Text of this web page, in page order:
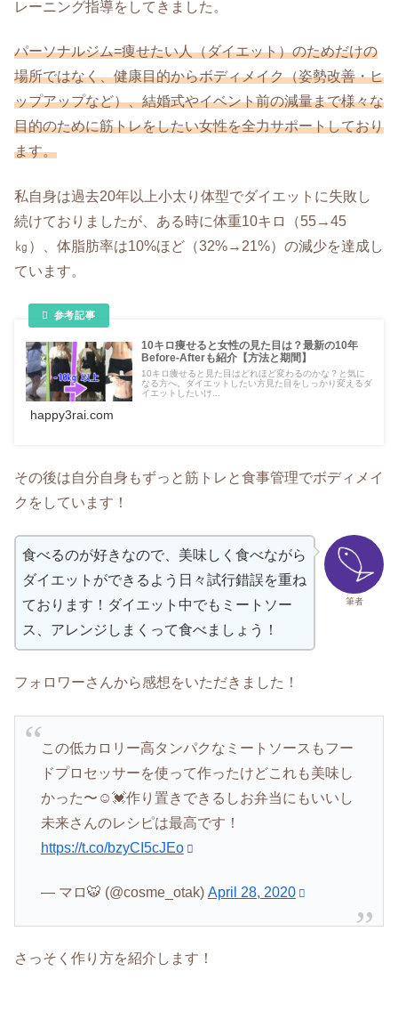
レーニング指導をしてきました。
パーソナルジム=痩せたい人（ダイエット）のためだけの
場所ではなく、健康目的からボディメイク（姿勢改善・ヒ
ップアップなど）、結婚式やイベント前の減量まで様々な
目的のために筋トレをしたい女性を全力サポートしており
ます。
私自身は過去20年以上小太り体型でダイエットに失敗し
続けておりましたが、ある時に体重10キロ（55→45
㎏）、体脂肪率は10%ほど（32%→21%）の減少を達成し
ています。
10キロ痩せると女性の見た目は？最新の10年
Before-Afterも紹介【方法と期間】
10キロ痩せると見た目はどれほど変わるのかな？と気に
なる方へ。ダイエットしたい方見た目をしっかり変えるダ
イエットしたいけ...
happy3rai.com
その後は自分自身もずっと筋トレと食事管理でボディメイ
クをしています！
筆者
食べるのが好きなので、美味しく食べながら
ダイエットができるよう日々試行錯誤を重ね
ております！ダイエット中でもミートソー
ス、アレンジしまくって食べましょう！
フォロワーさんから感想をいただきました！
この低カロリー高タンパクなミートソースもフー
ドプロセッサーを使って作ったけどこれも美味し
かった〜☺️💓作り置きできるしお弁当にもいいし
未来さんのレシピは最高です！
https://t.co/bzyCI5cJEo
— マロ🐯 (@cosme_otak) April 28, 2020
さっそく作り方を紹介します！